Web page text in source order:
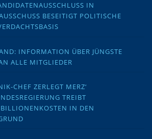
IN
BESEITIGT POLITISCHE
INFORMATION ÜBER JÜNGSTE
ALLE MITGLIEDER
CHEF ZERLEGT MERZ‘
TREIBT
IN DEN